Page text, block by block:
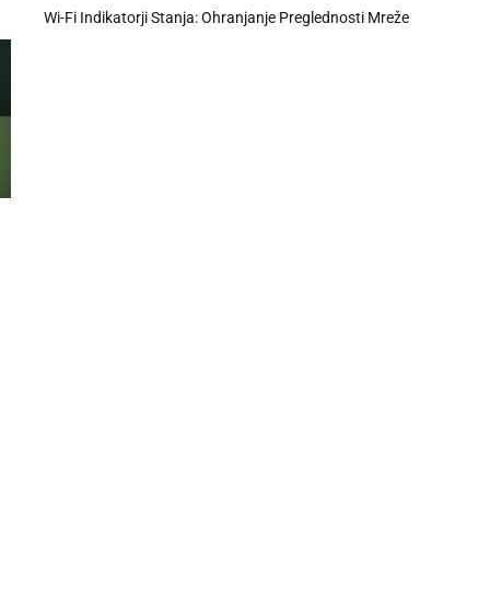
Wi-Fi Indikatorji Stanja: Ohranjanje Preglednosti Mreže